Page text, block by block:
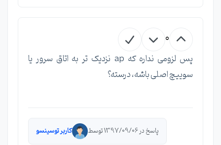
0
پس لزومی نداره که ap نزدیک تر به اتاق سرور یا
سوییچ اصلی باشه، درسته؟
پاسخ در 1397/09/06 توسط کاربر توسینسو